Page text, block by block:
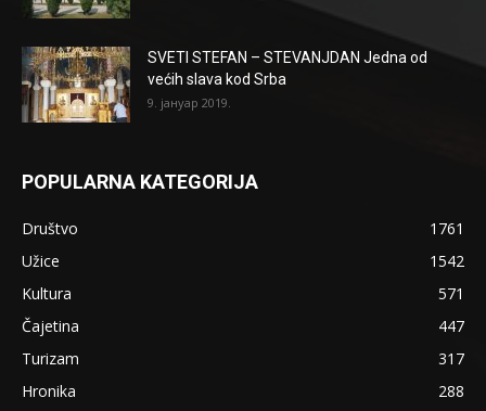
SVETI STEFAN – STEVANJDAN Jedna od
većih slava kod Srba
9. јануар 2019.
POPULARNA KATEGORIJA
Društvo
1761
Užice
1542
Kultura
571
Čajetina
447
Turizam
317
Hronika
288